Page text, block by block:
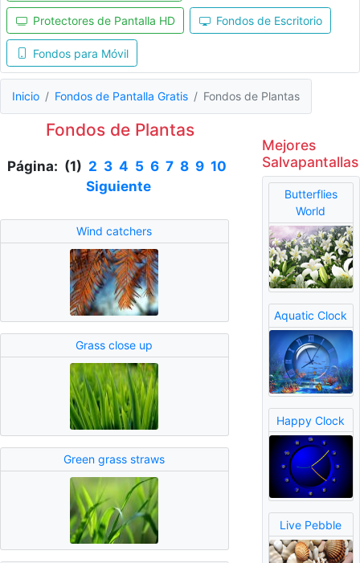
Protectores de Pantalla HD Fondos de Escritorio
Fondos para Móvil
Inicio Fondos de Pantalla Gratis Fondos de Plantas
Fondos de Plantas
Página: (1) 2 3 4 5 6 7 8 9 10
Siguiente
Wind catchers
Grass close up
Green grass straws
Mejores
Salvapantallas
Butterflies
World
Aquatic Clock
Happy Clock
Live Pebble